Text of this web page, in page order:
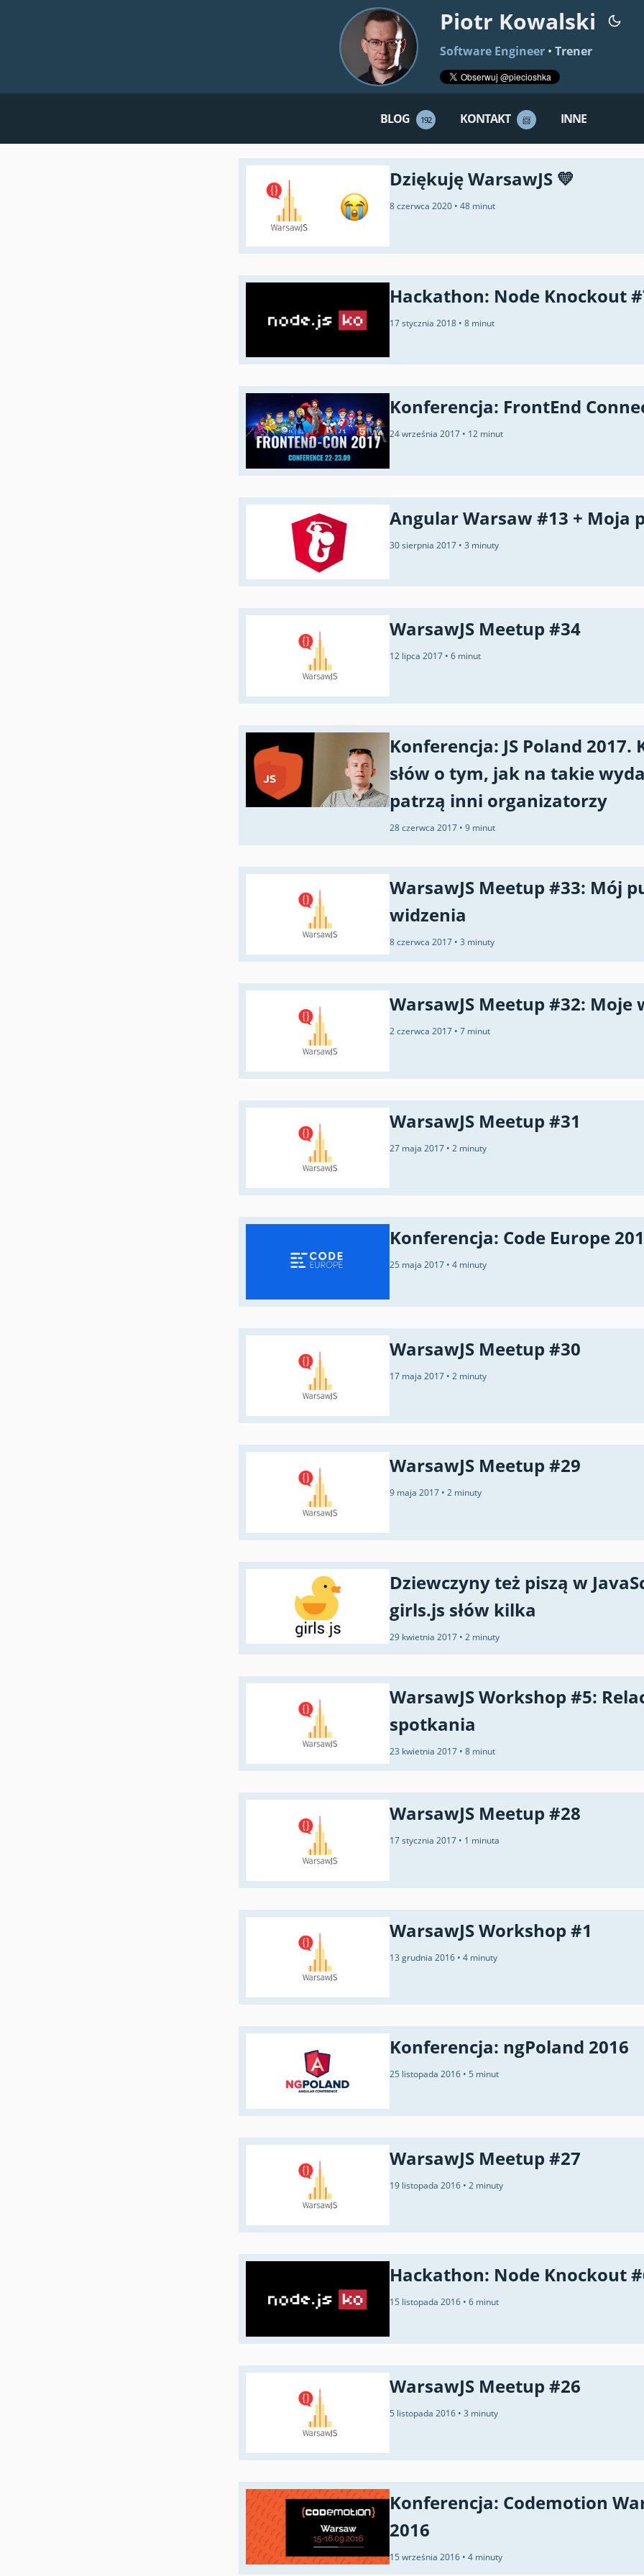
Piotr Kowalski
Software Engineer • Trener
BLOG 192 KONTAKT 📨 INNE
Dziękuję WarsawJS 💛
8 czerwca 2020 • 48 minut
Hackathon: Node Knockout
17 stycznia 2018 • 8 minut
Konferencja: FrontEnd
24 września 2017 • 12 minut
Angular Warsaw #13 + Moja
30 sierpnia 2017 • 3 minuty
WarsawJS Meetup #34
12 lipca 2017 • 6 minut
Konferencja: JS Poland 2017.
słów o tym, jak na takie
patrzą inni organizatorzy
28 czerwca 2017 • 9 minut
WarsawJS Meetup #33: Mój
widzenia
8 czerwca 2017 • 3 minuty
WarsawJS Meetup #32: Moje
2 czerwca 2017 • 7 minut
WarsawJS Meetup #31
27 maja 2017 • 2 minuty
Konferencja: Code Europe
25 maja 2017 • 4 minuty
WarsawJS Meetup #30
17 maja 2017 • 2 minuty
WarsawJS Meetup #29
9 maja 2017 • 2 minuty
Dziewczyny też piszą w
girls.js słów kilka
29 kwietnia 2017 • 2 minuty
WarsawJS Workshop #5:
spotkania
23 kwietnia 2017 • 8 minut
WarsawJS Meetup #28
17 stycznia 2017 • 1 minuta
WarsawJS Workshop #1
13 grudnia 2016 • 4 minuty
Konferencja: ngPoland 2016
25 listopada 2016 • 5 minut
WarsawJS Meetup #27
19 listopada 2016 • 2 minuty
Hackathon: Node Knockout
15 listopada 2016 • 6 minut
WarsawJS Meetup #26
5 listopada 2016 • 3 minuty
Konferencja: Codemotion
2016
15 września 2016 • 4 minuty